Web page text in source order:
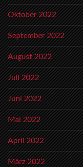
Oktober 2022
September 2022
August 2022
Juli 2022
Juni 2022
Mai 2022
April 2022
März 2022